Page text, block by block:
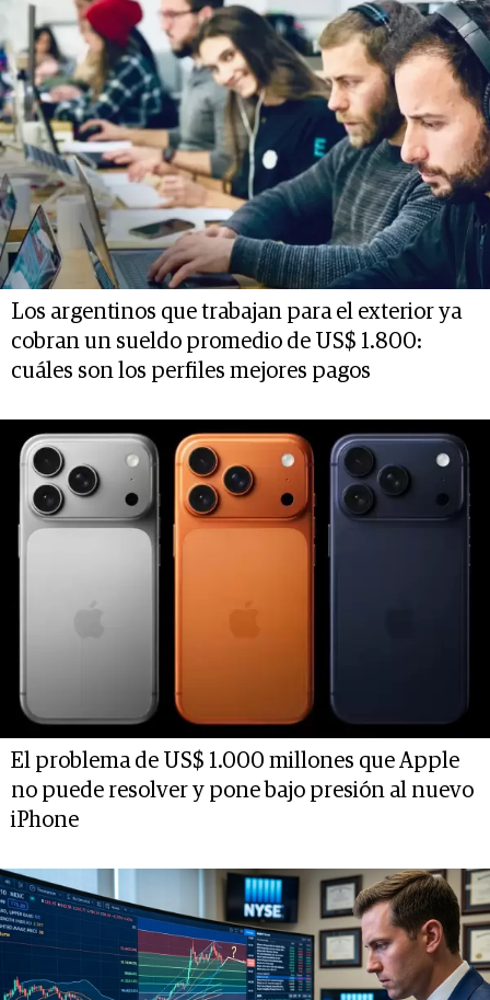
Los argentinos que trabajan para el exterior ya
cobran un sueldo promedio de US$ 1.800:
cuáles son los perfiles mejores pagos
El problema de US$ 1.000 millones que Apple
no puede resolver y pone bajo presión al nuevo
iPhone